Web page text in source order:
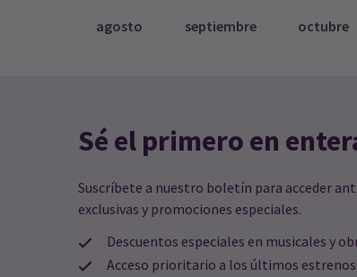
agosto septiembre octubre
Sé el primero en
Suscríbete a nuestro boletín para acceder
exclusivas y promociones especiales.
Descuentos especiales en musicales y
Acceso prioritario a los últimos estrenos